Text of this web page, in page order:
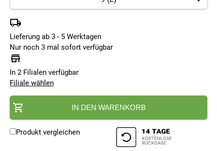
Lieferung ab 3 - 5 Werktagen
Nur noch 3 mal sofort verfügbar
In 2 Filialen verfügbar
Filiale wählen
IN DEN WARENKORB
Produkt vergleichen